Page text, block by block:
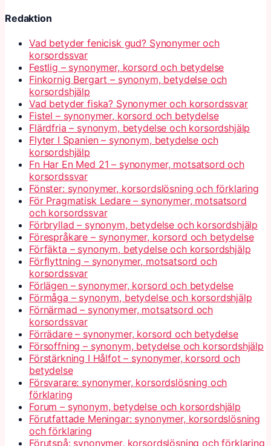
Redaktion
Vad betyder fenicisk gud? Synonymer och
korsordssvar
Festlig – synonymer, korsord och betydelse
Finkornig Bergart – synonym, betydelse och
korsordshjälp
Vad betyder fiska? Synonymer och korsordssvar
Fistel – synonymer, korsord och betydelse
Flärdfria – synonym, betydelse och korsordshjälp
Flyter I Spanien – synonym, betydelse och
korsordshjälp
Fn Har En Med 21 – synonymer, motsatsord och
korsordssvar
Fönster: synonymer, korsordslösning och förklaring
För Pragmatisk Ledare – synonymer, motsatsord
och korsordssvar
Förbryllad – synonym, betydelse och korsordshjälp
Förespråkare – synonymer, korsord och betydelse
Förfäkta – synonym, betydelse och korsordshjälp
Förflyttning – synonymer, motsatsord och
korsordssvar
Förlägen – synonymer, korsord och betydelse
Förmåga – synonym, betydelse och korsordshjälp
Förnärmad – synonymer, motsatsord och
korsordssvar
Förrädare – synonymer, korsord och betydelse
Försoffning – synonym, betydelse och korsordshjälp
Förstärkning I Hålfot – synonymer, korsord och
betydelse
Försvarare: synonymer, korsordslösning och
förklaring
Forum – synonym, betydelse och korsordshjälp
Förutfattade Meningar: synonymer, korsordslösning
och förklaring
Förutspå: synonymer, korsordslösning och förklaring